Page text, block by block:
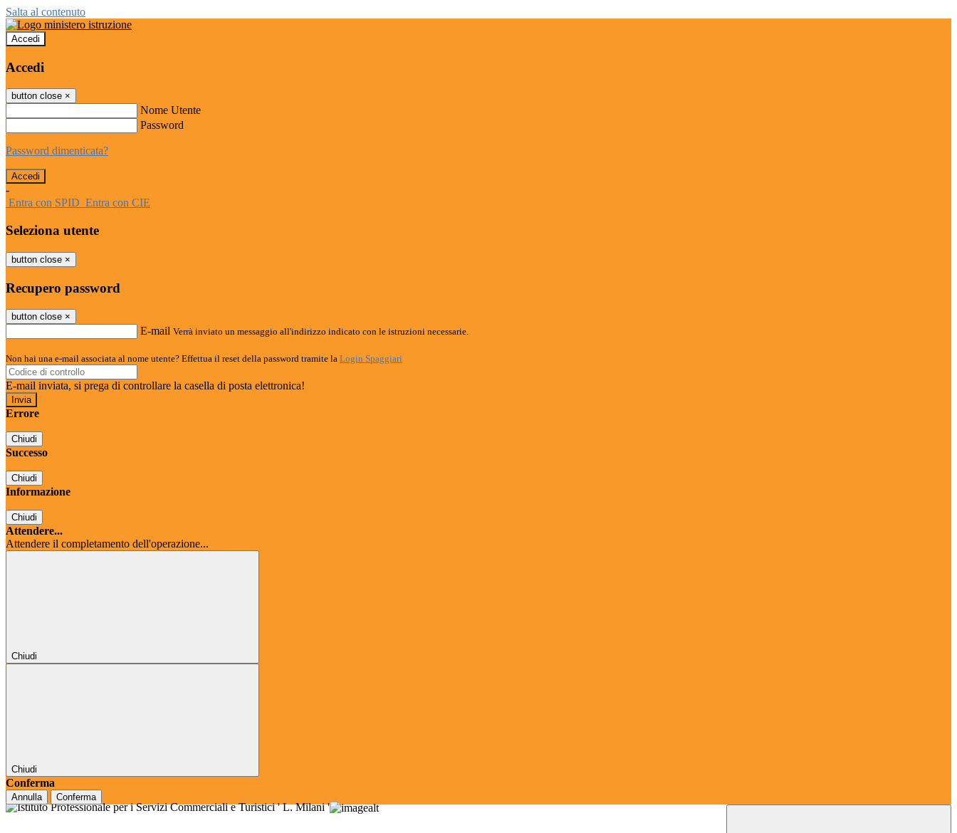
Salta al contenuto
Accedi
Accedi
button close ×
Nome Utente
Password
Password dimenticata?
-
Entra con SPID Entra con CIE
Seleziona utente
button close ×
Recupero password
button close ×
E-mail Verrà inviato un messaggio all'indirizzo indicato con le istruzioni necessarie.
Non hai una e-mail associata al nome utente? Effettua il reset della password tramite la Login Spaggiari
E-mail inviata, si prega di controllare la casella di posta elettronica!
Errore
Chiudi
Successo
Chiudi
Informazione
Chiudi
Attendere...
Attendere il completamento dell'operazione...
Chiudi
Chiudi
Conferma
Annulla Conferma